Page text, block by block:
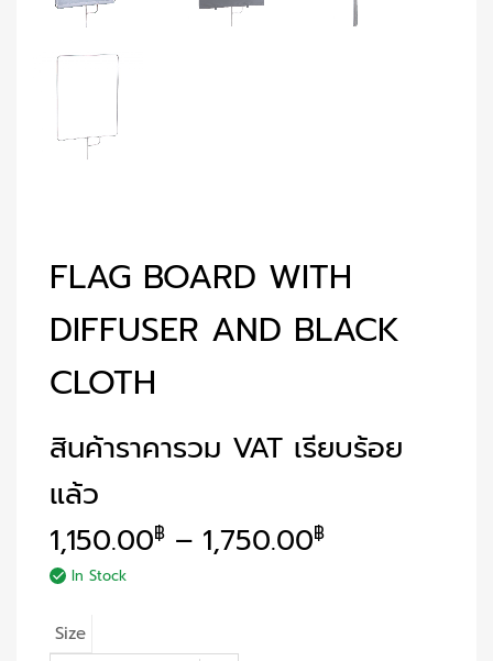
FLAG BOARD WITH
DIFFUSER AND BLACK
CLOTH
สินค้าราคารวม VAT เรียบร้อย
แล้ว
1,150.00฿ – 1,750.00฿
In Stock
Size